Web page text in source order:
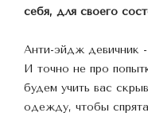
себя, для своего
Анти-эйдж девичник
И точно не про
будем учить вас
одежду, чтобы